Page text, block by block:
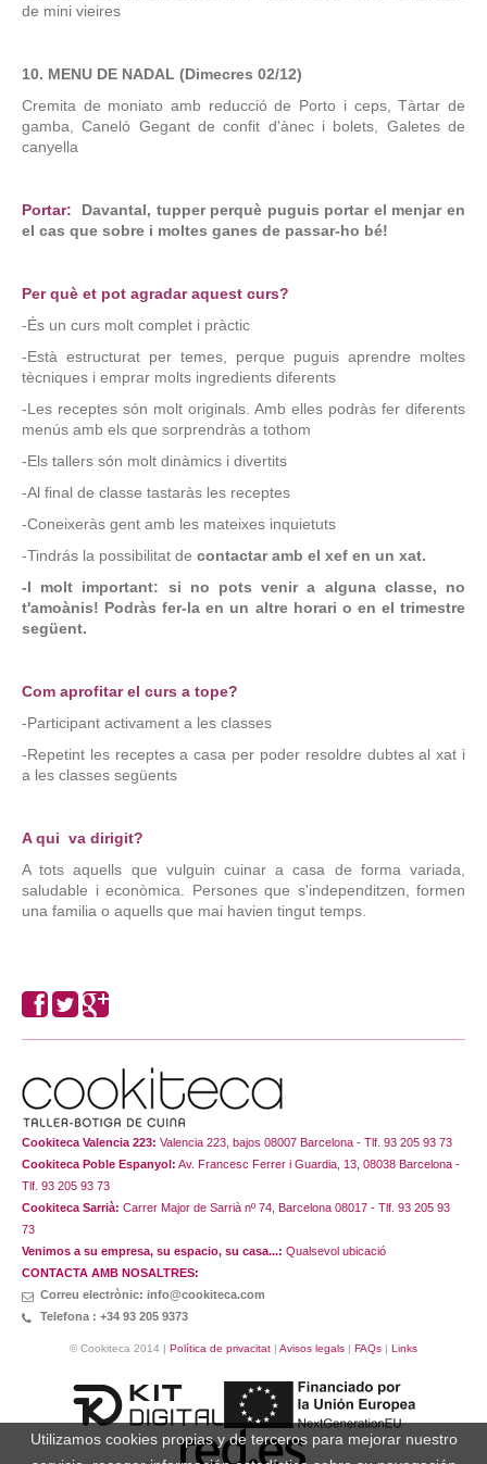
Utilizamos cookies propias y de terceros para mejorar nuestro
de mini vieires
10. MENU DE NADAL (Dimecres 02/12)
Cremita de moniato amb reducció de Porto i ceps, Tàrtar de
gamba, Caneló Gegant de confit d'ànec i bolets, Galetes de
canyella
Portar: Davantal, tupper perquè puguis portar el menjar en
el cas que sobre i moltes ganes de passar-ho bé!
Per què et pot agradar aquest curs?
-És un curs molt complet i pràctic
-Està estructurat per temes, perque puguis aprendre moltes
tècniques i emprar molts ingredients diferents
-Les receptes són molt originals. Amb elles podràs fer diferents
menús amb els que sorprendràs a tothom
-Els tallers són molt dinàmics i divertits
-Al final de classe tastaràs les receptes
-Coneixeràs gent amb les mateixes inquietuts
-Tindrás la possibilitat de contactar amb el xef en un xat.
-I molt important: si no pots venir a alguna classe, no
t'amoànis! Podràs fer-la en un altre horari o en el trimestre
següent.
Com aprofitar el curs a tope?
-Participant activament a les classes
-Repetint les receptes a casa per poder resoldre dubtes al xat i
a les classes següents
A qui va dirigit?
A tots aquells que vulguin cuinar a casa de forma variada,
saludable i econòmica. Persones que s'independitzen, formen
una familia o aquells que mai havien tingut temps.
Cookiteca Valencia 223: Valencia 223, bajos 08007 Barcelona - Tlf. 93 205 93 73
Cookiteca Poble Espanyol: Av. Francesc Ferrer i Guardia, 13, 08038 Barcelona -
Tlf. 93 205 93 73
Cookiteca Sarrià: Carrer Major de Sarrià nº 74, Barcelona 08017 - Tlf. 93 205 93
73
Venimos a su empresa, su espacio, su casa...: Qualsevol ubicació
CONTACTA AMB NOSALTRES:
Correu electrònic: info@cookiteca.com
Telefona : +34 93 205 9373
© Cookiteca 2014 | Política de privacitat | Avisos legals | FAQs | Links